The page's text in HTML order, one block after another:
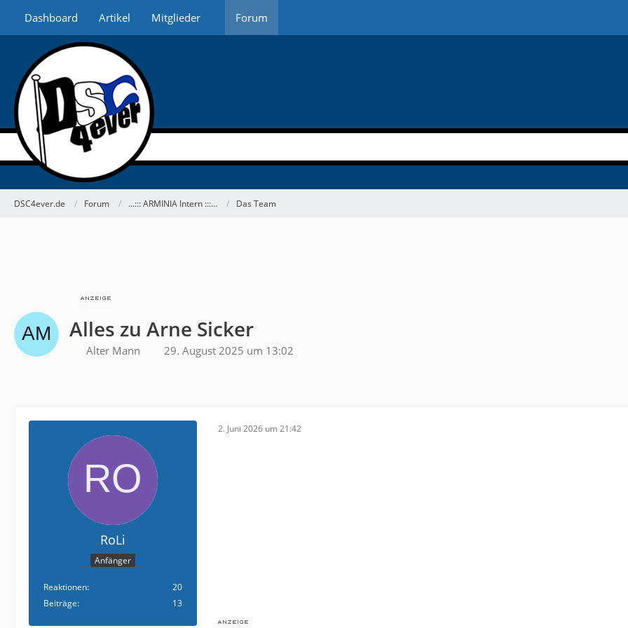
Dashboard Artikel Mitglieder Forum
DSC4ever.de Forum ...::: ARMINIA Intern :::... Das Team
Alles zu Arne Sicker
Alter Mann 29. August 2025 um 13:02
RoLi
Anfänger
Reaktionen
20
Beiträge
13
2. Juni 2026 um 21:42